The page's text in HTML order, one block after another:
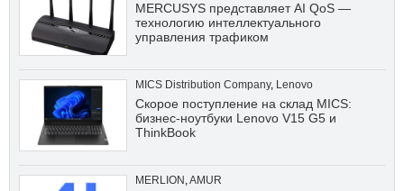
MERCUSYS представляет AI QoS —
технологию интеллектуального
управления трафиком
MICS Distribution Company, Lenovo
Скорое поступление на склад MICS:
бизнес-ноутбуки Lenovo V15 G5 и
ThinkBook
MERLION ,AMUR